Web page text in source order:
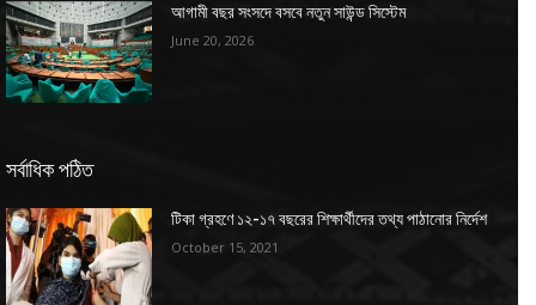
আগামী বছর সংসদে বসবে নতুন সাউন্ড সিস্টেম
June 20, 2026
সর্বাধিক পঠিত
টিকা গ্রহণে ১২-১৭ বছরের শিক্ষার্থীদের তথ্য পাঠানোর নির্দেশ
October 15, 2021